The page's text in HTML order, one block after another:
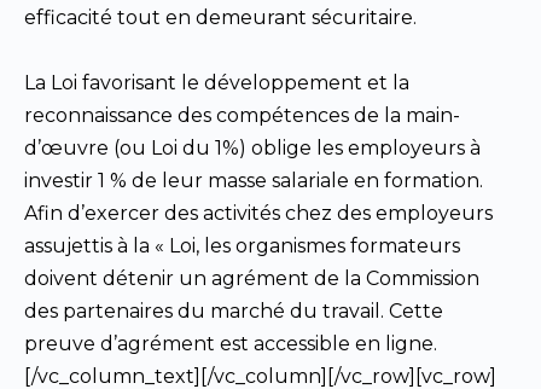
efficacité tout en demeurant sécuritaire.
La Loi favorisant le développement et la
reconnaissance des compétences de la main-
d’œuvre (ou Loi du 1%) oblige les employeurs à
investir 1 % de leur masse salariale en formation.
Afin d’exercer des activités chez des employeurs
assujettis à la « Loi, les organismes formateurs
doivent détenir un agrément de la Commission
des partenaires du marché du travail. Cette
preuve d’agrément est accessible en ligne.
[/vc_column_text][/vc_column][/vc_row][vc_row]